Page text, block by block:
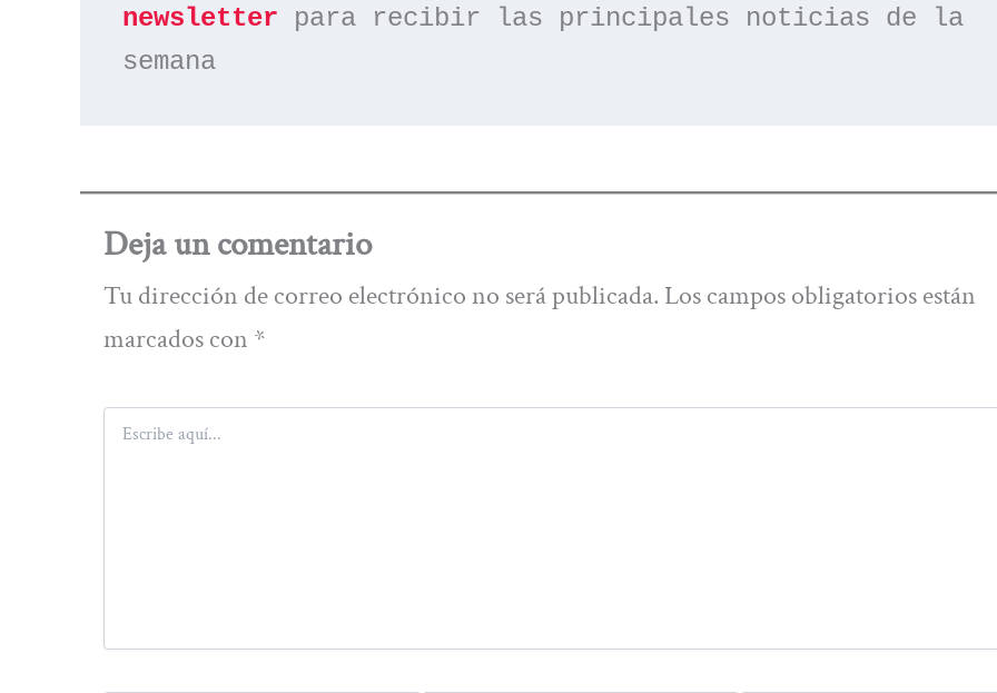
newsletter para recibir las principales noticias de la
semana
Deja un comentario
Tu dirección de correo electrónico no será publicada. Los campos obligatorios están
marcados con *
Escribe
aquí...